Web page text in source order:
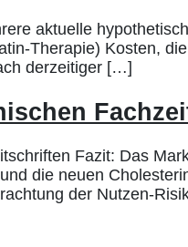
aktuelle
Therapie) Kosten,
derzeitiger […]
Fazit: Das
die neuen
der Nutzen-